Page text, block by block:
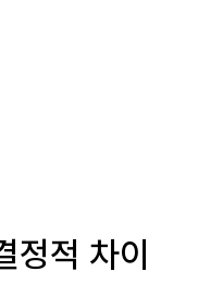
적 차이